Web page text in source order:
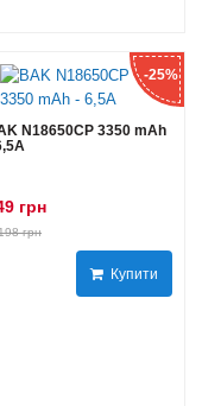
-25%
N18650CP 3350 mAh
грн
грн
Купити